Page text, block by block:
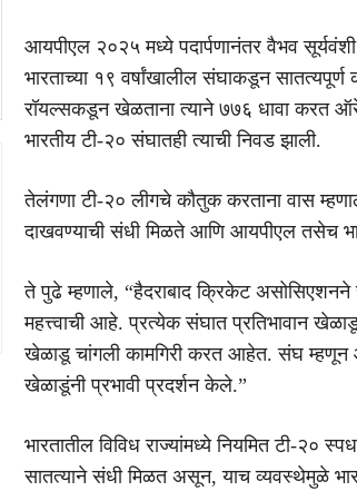
आयपीएल २०२५ मध्ये पदार्पणानंतर वैभव
भारताच्या १९ वर्षांखालील संघाकडून
रॉयल्सकडून खेळताना त्याने ७७६ धावा करत
भारतीय टी-२० संघातही त्याची निवड झाली.
तेलंगणा टी-२० लीगचे कौतुक करताना वास
दाखवण्याची संधी मिळते आणि आयपीएल तसेच
ते पुढे म्हणाले, “हैदराबाद क्रिकेट
महत्त्वाची आहे. प्रत्येक संघात प्रतिभावान
खेळाडू चांगली कामगिरी करत आहेत. संघ
खेळाडूंनी प्रभावी प्रदर्शन केले.”
भारतातील विविध राज्यांमध्ये नियमित टी-२०
सातत्याने संधी मिळत असून, याच व्यवस्थेमुळे